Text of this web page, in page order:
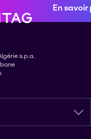
En savoir
s.p.a.